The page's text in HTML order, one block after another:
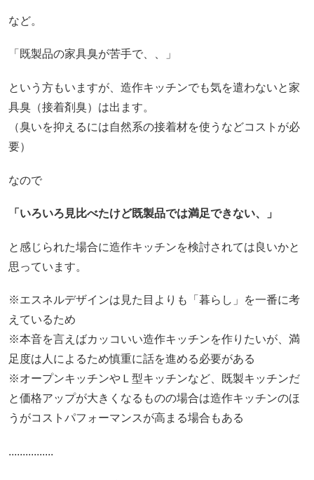
など。
「既製品の家具臭が苦手で、、」
という方もいますが、造作キッチンでも気を遣わないと家
具臭（接着剤臭）は出ます。
（臭いを抑えるには自然系の接着材を使うなどコストが必
要）
なので
「いろいろ見比べたけど既製品では満足できない、」
と感じられた場合に造作キッチンを検討されては良いかと
思っています。
※エスネルデザインは見た目よりも「暮らし」を一番に考
えているため
※本音を言えばカッコいい造作キッチンを作りたいが、満
足度は人によるため慎重に話を進める必要がある
※オープンキッチンやＬ型キッチンなど、既製キッチンだ
と価格アップが大きくなるものの場合は造作キッチンのほ
うがコストパフォーマンスが高まる場合もある
................